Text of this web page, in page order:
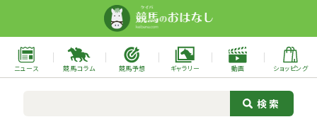
ニュース 競馬コラム 競馬予想 ギャラリー 動画 ショッピング